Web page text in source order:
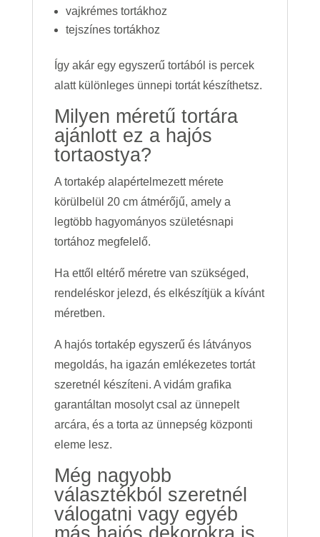
vajkrémes tortákhoz
tejszínes tortákhoz
Így akár egy egyszerű tortából is percek
alatt különleges ünnepi tortát készíthetsz.
Milyen méretű tortára
ajánlott ez a hajós
tortaostya?
A tortakép alapértelmezett mérete
körülbelül 20 cm átmérőjű, amely a
legtöbb hagyományos születésnapi
tortához megfelelő.
Ha ettől eltérő méretre van szükséged,
rendeléskor jelezd, és elkészítjük a kívánt
méretben.
A hajós tortakép egyszerű és látványos
megoldás, ha igazán emlékezetes tortát
szeretnél készíteni. A vidám grafika
garantáltan mosolyt csal az ünnepelt
arcára, és a torta az ünnepség központi
eleme lesz.
Még nagyobb
választékból szeretnél
válogatni vagy egyéb